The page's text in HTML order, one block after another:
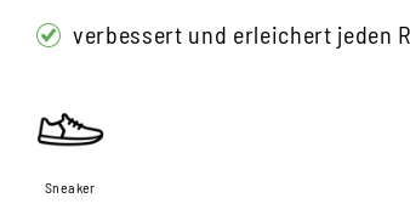
verbessert und erleichert jeden
Sneaker